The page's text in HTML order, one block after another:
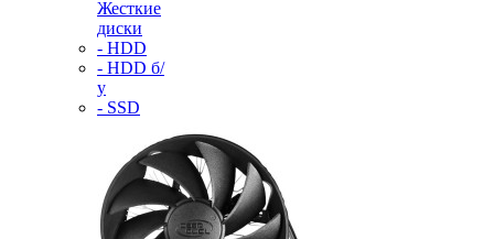
Жесткие
диски
- HDD
- HDD б/
у
- SSD